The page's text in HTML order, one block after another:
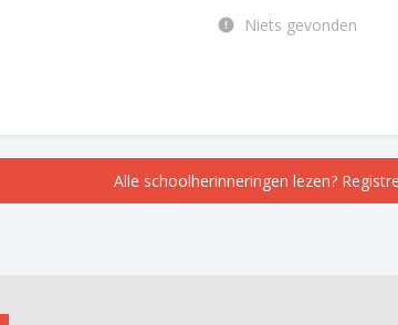
Niets gevonden
Alle schoolherinneringen lezen?